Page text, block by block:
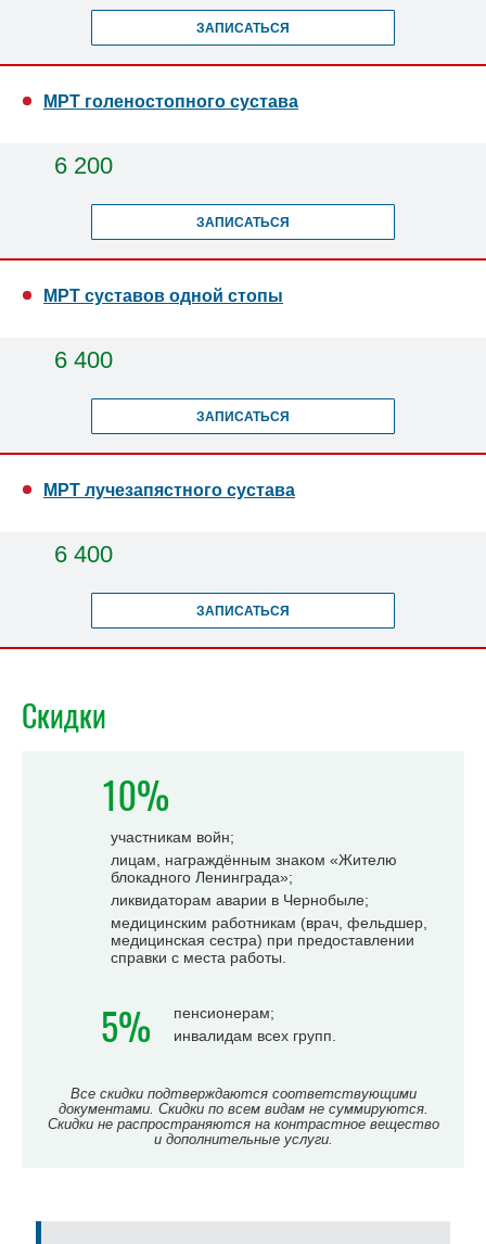
ЗАПИСАТЬСЯ
МРТ голеностопного сустава
6 200
ЗАПИСАТЬСЯ
МРТ суставов одной стопы
6 400
ЗАПИСАТЬСЯ
МРТ лучезапястного сустава
6 400
ЗАПИСАТЬСЯ
Скидки
10%
участникам войн;
лицам, награждённым знаком «Жителю
блокадного Ленинграда»;
ликвидаторам аварии в Чернобыле;
медицинским работникам (врач, фельдшер,
медицинская сестра) при предоставлении
справки с места работы.
5%
пенсионерам;
инвалидам всех групп.
Все скидки подтверждаются соответствующими
документами. Скидки по всем видам не суммируются.
Скидки не распространяются на контрастное вещество
и дополнительные услуги.